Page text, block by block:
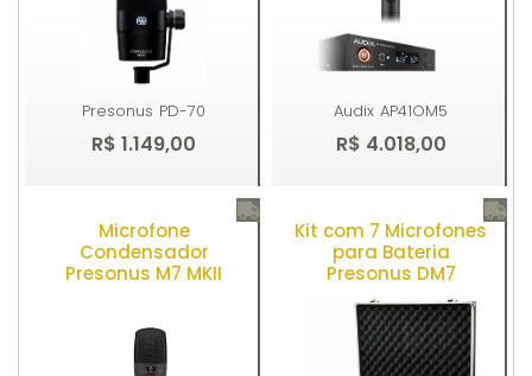
Presonus PD-70
R$ 1.149,00
Comprar
Audix AP41OM5
R$ 4.018,00
Comprar
Microfone
Condensador
Presonus M7 MKII
Kit com 7 Microfones
para Bateria
Presonus DM7